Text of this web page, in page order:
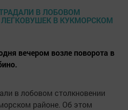
вечером возле поворота в
в лобовом столкновении
районе. Об этом